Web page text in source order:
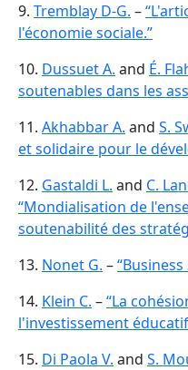
9. Tremblay D-G. –
l'économie sociale.”
10. Dussuet A. and É.
soutenables dans les
11. Akhabbar A. and S.
et solidaire pour le
12. Gastaldi L. and C.
“Mondialisation de
soutenabilité des
13. Nonet G. –
14. Klein C. –“La
l'investissement éducatif
15. Di Paola V. and S.